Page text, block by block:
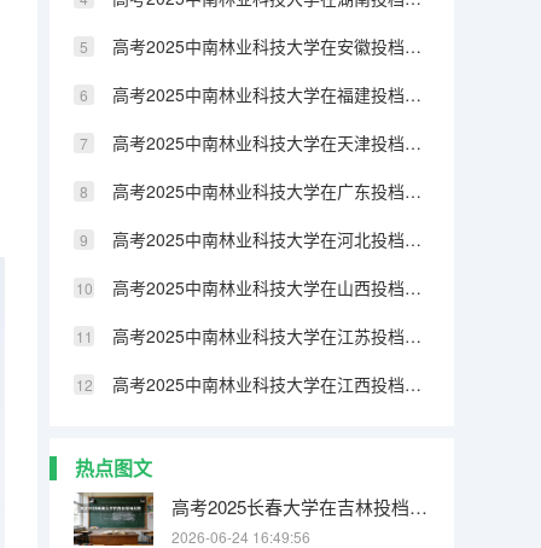
高考2025中南林业科技大学在安徽投档分数线（2026参考）
高考2025中南林业科技大学在福建投档分数线（2026参考）
高考2025中南林业科技大学在天津投档分数线（2026参考）
高考2025中南林业科技大学在广东投档分数线（2026参考）
高考2025中南林业科技大学在河北投档分数线（2026参考）
高考2025中南林业科技大学在山西投档分数线（2026参考）
高考2025中南林业科技大学在江苏投档分数线（2026参考）
高考2025中南林业科技大学在江西投档分数线（2026参考）
热点图文
高考2025长春大学在吉林投档分数线（2026参考）
2026-06-24 16:49:56